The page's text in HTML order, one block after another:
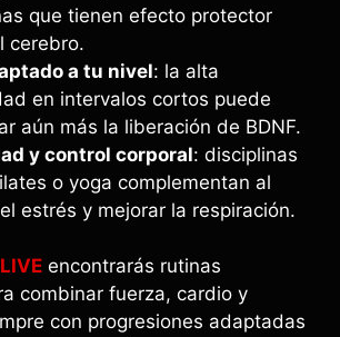
que tienen efecto protector
cerebro.
a tu nivel: la alta
en intervalos cortos puede
aún más la liberación de BDNF.
y control corporal: disciplinas
o yoga complementan al
estrés y mejorar la respiración.
encontrarás rutinas
combinar fuerza, cardio y
con progresiones adaptadas